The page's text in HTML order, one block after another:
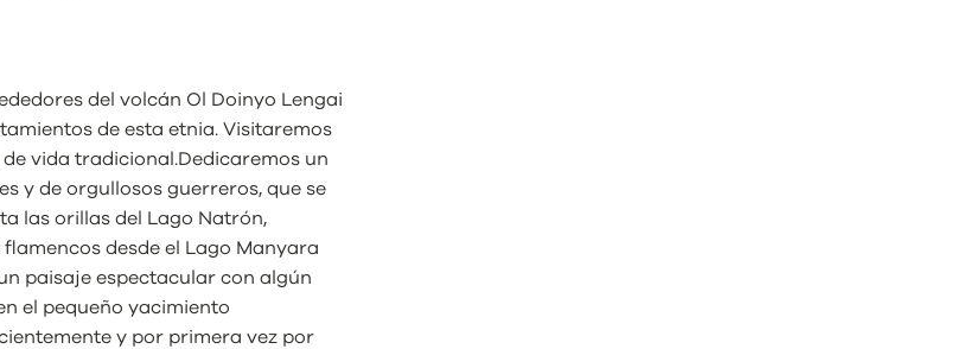
del volcán Ol Doinyo Lengai
de esta etnia. Visitaremos
vida tradicional.Dedicaremos un
y de orgullosos guerreros, que se
las orillas del Lago Natrón,
desde el Lago Manyara
paisaje espectacular con algún
el pequeño yacimiento
y por primera vez por